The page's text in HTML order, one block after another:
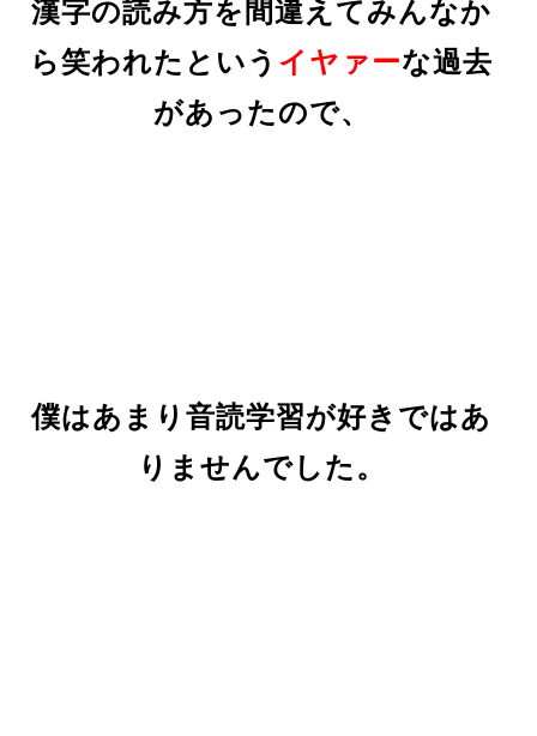
漢字の読み方を間違えてみんなか
ら笑われたという イヤァーな過去
があったので、
僕はあまり音読学習が好きではあ
りませんでした。